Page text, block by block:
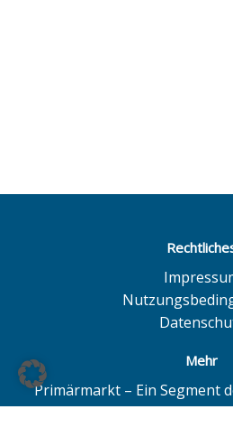
Mehr
Primärmarkt – Ein Segment
Quotrix – Ein System der